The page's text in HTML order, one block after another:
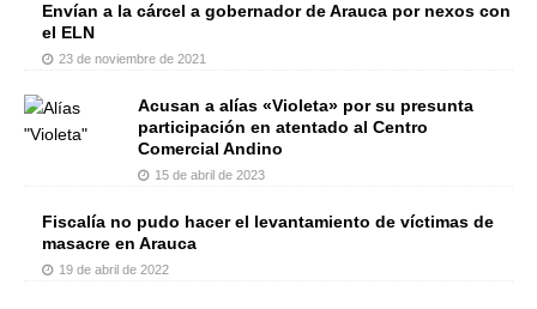
Envían a la cárcel a gobernador de Arauca por nexos con
el ELN
23 de noviembre de 2021
Acusan a alías «Violeta» por su presunta
participación en atentado al Centro
Comercial Andino
15 de abril de 2023
Fiscalía no pudo hacer el levantamiento de víctimas de
masacre en Arauca
19 de abril de 2022